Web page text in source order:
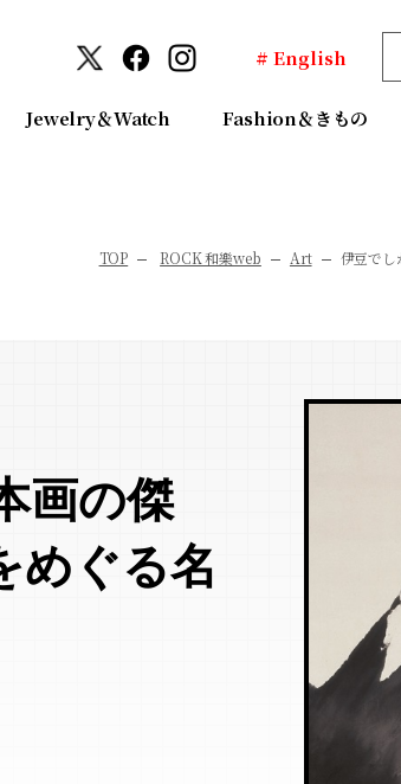
# English
Jewelry＆Watch Fashion＆きもの
TOP ROCK 和樂web Art 伊豆でし
画の傑
めぐる名